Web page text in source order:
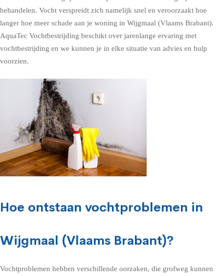
behandelen. Vocht verspreidt zich namelijk snel en veroorzaakt hoe
langer hoe meer schade aan je woning in Wijgmaal (Vlaams Brabant).
AquaTec Vochtbestrijding beschikt over jarenlange ervaring met
vochtbestrijding en we kunnen je in elke situatie van advies en hulp
voorzien.
Hoe ontstaan vochtproblemen in
Wijgmaal (Vlaams Brabant)?
Vochtproblemen hebben verschillende oorzaken, die grofweg kunnen